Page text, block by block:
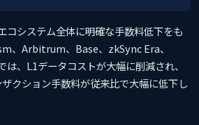
コシステム全体に明確な手数料低下をも
、Arbitrum、Base、zkSync Era、
、L1データコストが大幅に削減され、
クション手数料が従来比で大幅に低下し